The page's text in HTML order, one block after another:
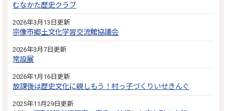
むなかた歴史クラブ
2026年3月13日更新
宗像市郷土文化学習交流館協議会
2026年3月7日更新
常設展
2026年1月16日更新
放課後は歴史文化に親しもう！村っ子づくりいせきんぐ
2025年11月29日更新